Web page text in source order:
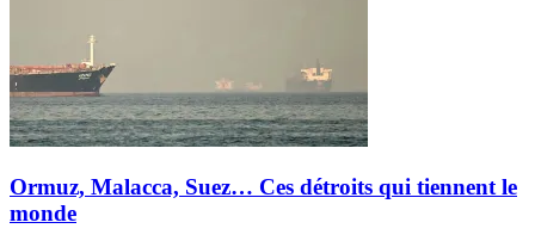
Ormuz, Malacca, Suez… Ces détroits qui tiennent le
monde